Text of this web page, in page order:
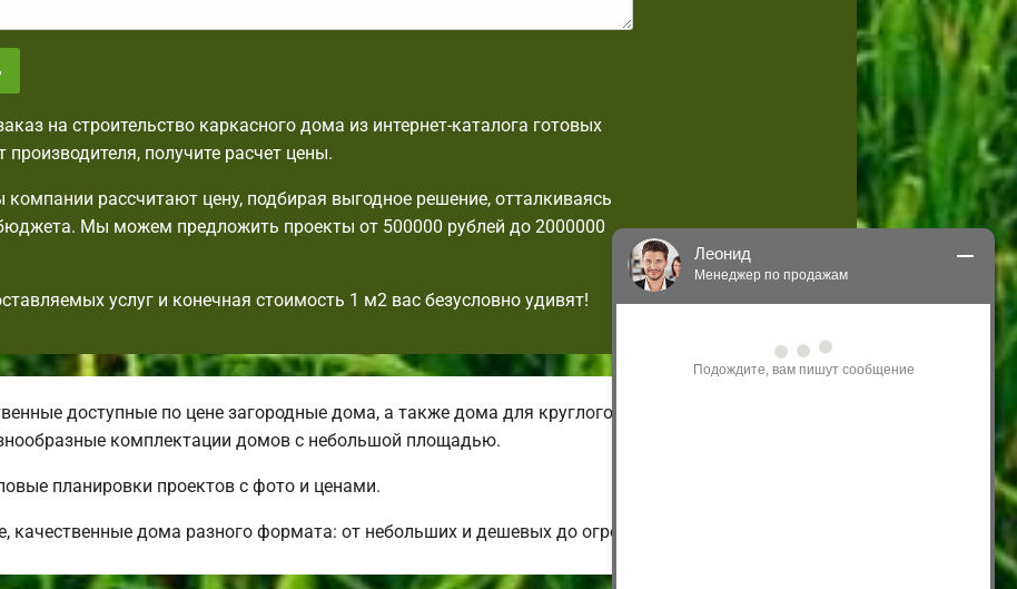
на строительство каркасного дома из интернет-каталога готовых
производителя, получите расчет цены.
рассчитают цену, подбирая выгодное решение, отталкиваясь
Мы можем предложить проекты от 500000 рублей до 2000000
услуг и конечная стоимость 1 м2 вас безусловно удивят!
доступные по цене загородные дома, а также дома для круглогодичного проживания. В
комплектации домов с небольшой площадью.
планировки проектов с фото и ценами.
качественные дома разного формата: от небольших и дешевых до огромных коттеджей.
Леонид
Менеджер по продажам
проконсультировать Вас по нашим
акциям и проектам.